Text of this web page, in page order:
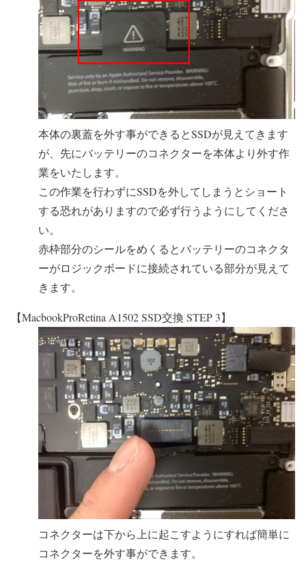
本体の裏蓋を外す事ができるとSSDが見えてきます
が、先にバッテリーのコネクターを本体より外す作
業をいたします。
この作業を行わずにSSDを外してしまうとショート
する恐れがありますので必ず行うようにしてくださ
い。
赤枠部分のシールをめくるとバッテリーのコネクタ
ーがロジックボードに接続されている部分が見えて
きます。
【MacbookProRetina A1502 SSD交換 STEP 3】
コネクターは下から上に起こすようにすれば簡単に
コネクターを外す事ができます。